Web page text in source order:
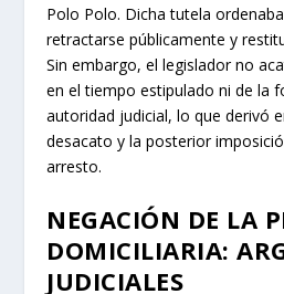
Polo Polo. Dicha tutela
retractarse públicamente y
Sin embargo, el legislador no
en el tiempo estipulado ni de la
autoridad judicial, lo que derivó
desacato y la posterior
arresto.
NEGACIÓN DE LA
DOMICILIARIA:
JUDICIALES